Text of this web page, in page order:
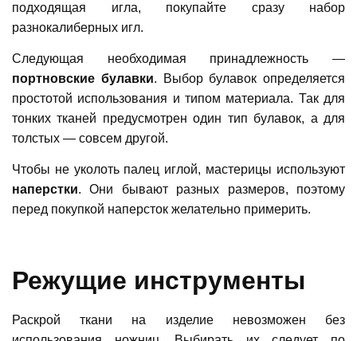
подходящая игла, покупайте сразу набор
разнокалиберных игл.
Следующая необходимая принадлежность —
портновские булавки. Выбор булавок определяется
простотой использования и типом материала. Так для
тонких тканей предусмотрен один тип булавок, а для
толстых — совсем другой.
Чтобы не уколоть палец иглой, мастерицы используют
наперстки. Они бывают разных размеров, поэтому
перед покупкой наперсток желательно примерить.
Режущие инструменты
Раскрой ткани на изделие невозможен без